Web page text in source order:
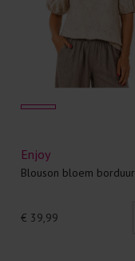
Enjoy
Blouson bloem borduur
€ 39,99